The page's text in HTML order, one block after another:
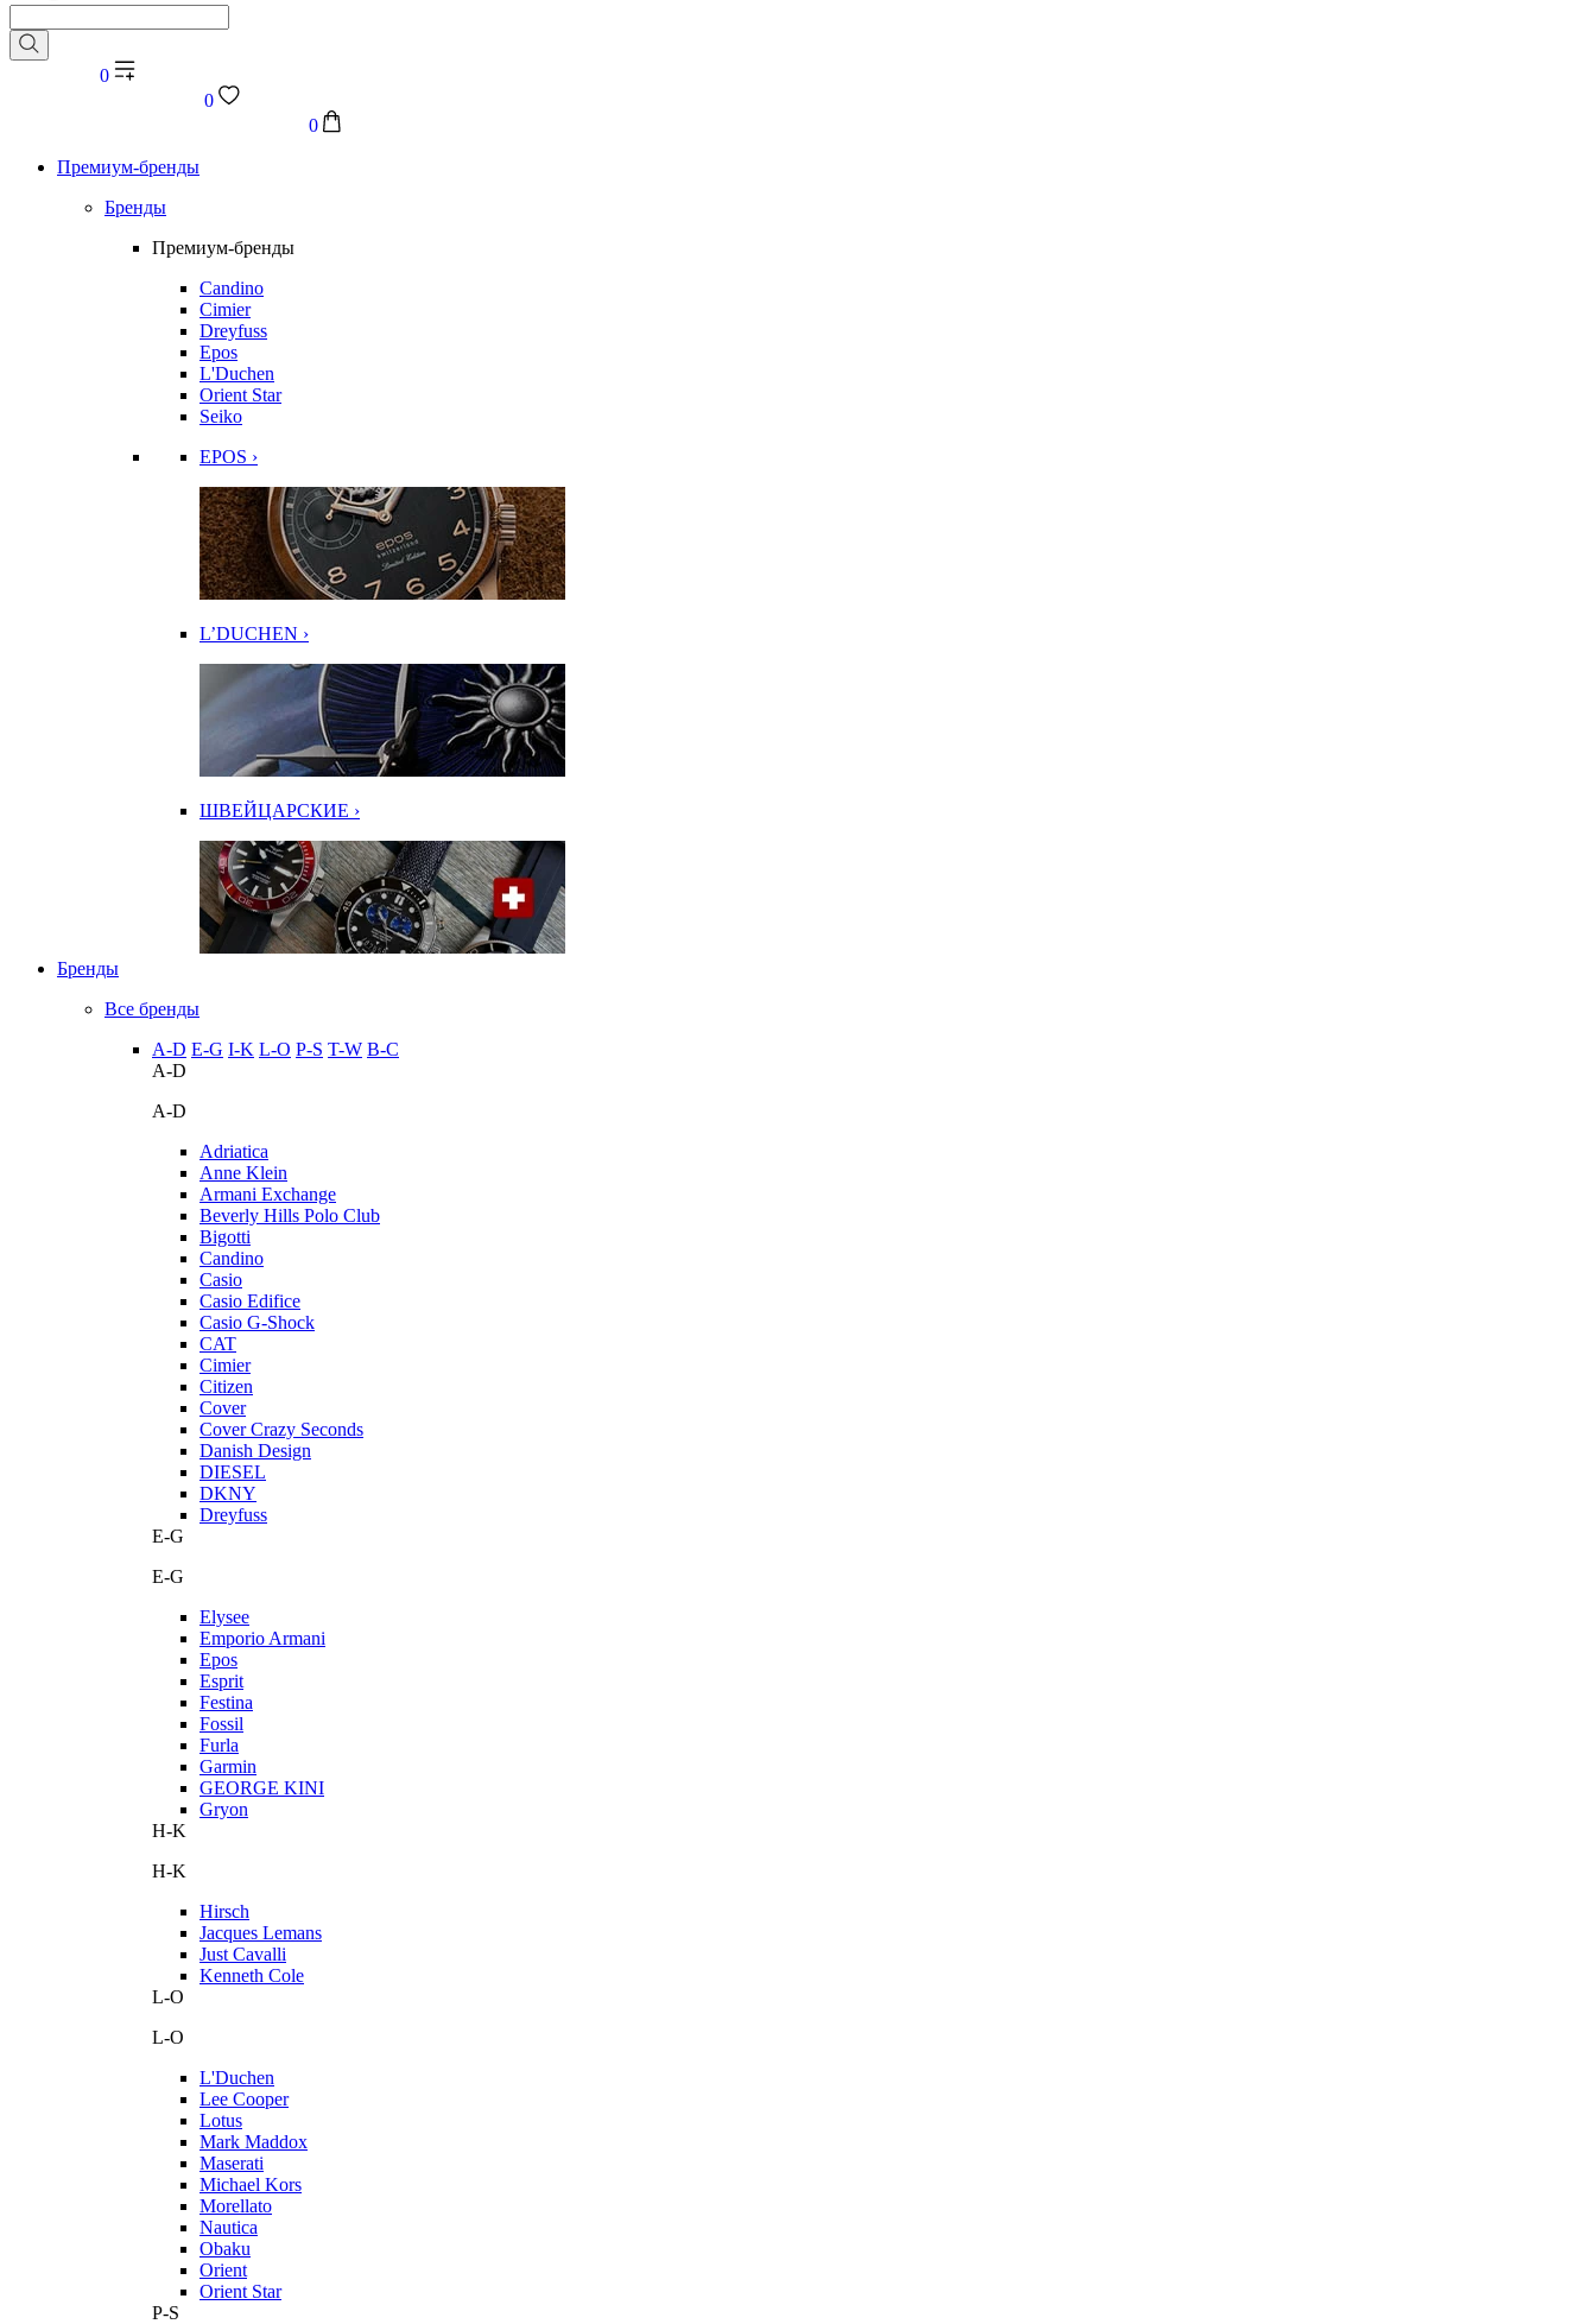
0
0
0
Премиум-бренды
Бренды
Премиум-бренды
Candino
Cimier
Dreyfuss
Epos
L'Duchen
Orient Star
Seiko
EPOS ›
L’DUCHEN ›
ШВЕЙЦАРСКИЕ ›
Бренды
Все бренды
A-D E-G I-K L-O P-S T-W В-С
A-D
A-D
Adriatica
Anne Klein
Armani Exchange
Beverly Hills Polo Club
Bigotti
Candino
Casio
Casio Edifice
Casio G-Shock
CAT
Cimier
Citizen
Cover
Cover Crazy Seconds
Danish Design
DIESEL
DKNY
Dreyfuss
E-G
E-G
Elysee
Emporio Armani
Epos
Esprit
Festina
Fossil
Furla
Garmin
GEORGE KINI
Gryon
H-K
H-K
Hirsch
Jacques Lemans
Just Cavalli
Kenneth Cole
L-O
L-O
L'Duchen
Lee Cooper
Lotus
Mark Maddox
Maserati
Michael Kors
Morellato
Nautica
Obaku
Orient
Orient Star
P-S